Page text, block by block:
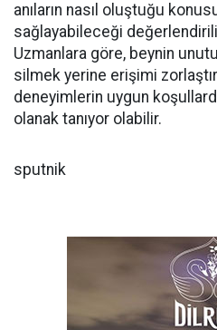
anıların nasıl oluştuğu
sağlayabileceği
Uzmanlara göre, beynin
silmek yerine erişimi
deneyimlerin uygun
olanak tanıyor olabilir.
sputnik